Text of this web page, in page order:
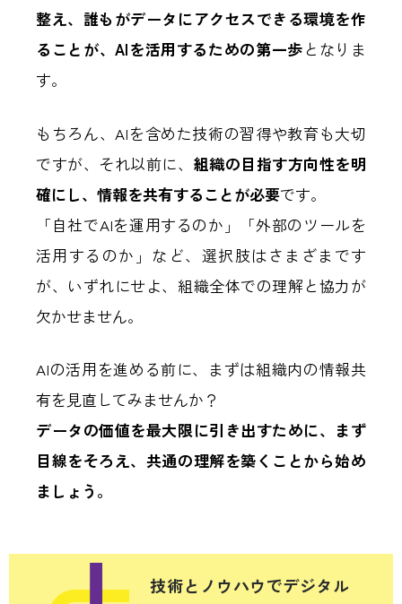
整え、誰もがデータにアクセスできる環境を作
ることが、AIを活用するための第一歩 となりま
す。
もちろん、AIを含めた技術の習得や教育も大切
ですが、それ以前に、 組織の目指す方向性を明
確にし、情報を共有することが必要です。
「自社でAIを運用するのか」「外部のツールを
活用するのか」など、選択肢はさまざまです
が、いずれにせよ、組織全体での理解と協力が
欠かせません。
AIの活用を進める前に、まずは組織内の情報共
有を見直してみませんか？
データの価値を最大限に引き出すために、まず
目線をそろえ、共通の理解を築くことから始め
ましょう。
技術とノウハウでデジタル